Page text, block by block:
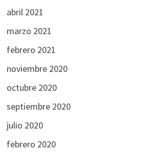
abril 2021
marzo 2021
febrero 2021
noviembre 2020
octubre 2020
septiembre 2020
julio 2020
febrero 2020